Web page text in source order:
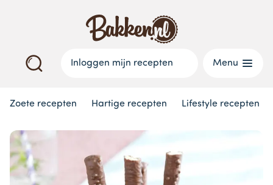
Inloggen mijn recepten Menu
Zoete recepten Hartige recepten Lifestyle recepten